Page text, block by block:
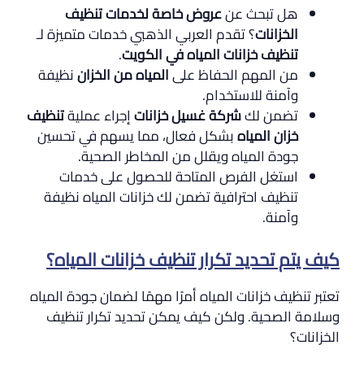
هل تبحث عنعروض خاصة لخدمات تنظيف
الخزانات؟ تقدم العربي الذهبي خدمات متميزة لـ
تنظيف خزانات المياه في الكويت.
من المهم الحفاظ علىالمياه من الخزاننظيفة
وآمنة للاستخدام.
تضمن لكشركة غسيل خزاناتإجراء عمليةتنظيف
خزان المياهبشكل فعال، مما يسهم في تحسين
جودة المياه ويقلل من المخاطر الصحية.
استغل الفرص المتاحة للحصول على خدمات
تنظيف احترافية تضمن لك خزانات المياه نظيفة
وآمنة.
كيف يتم تحديد تكرار تنظيف خزانات المياه؟
تعتبر تنظيف خزانات المياه أمرًا مهمًا لضمان جودة المياه
وسلامة الصحية. ولكن كيف يمكن تحديد تكرار تنظيف
الخزانات؟